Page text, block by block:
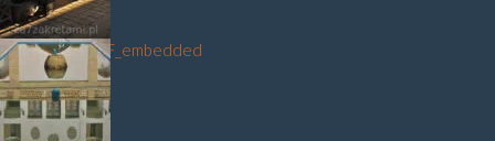
DSC_3537_NEF_embedded